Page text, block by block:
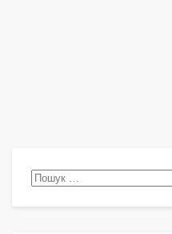
Пошук: